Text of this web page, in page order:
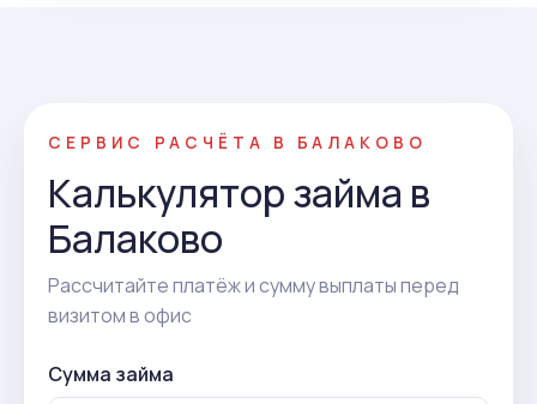
СЕРВИС РАСЧЁТА В БАЛАКОВО
Калькулятор займа в
Балаково
Рассчитайте платёж и сумму выплаты перед
визитом в офис
Сумма займа